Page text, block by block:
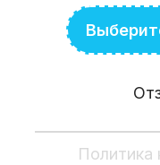
Политика